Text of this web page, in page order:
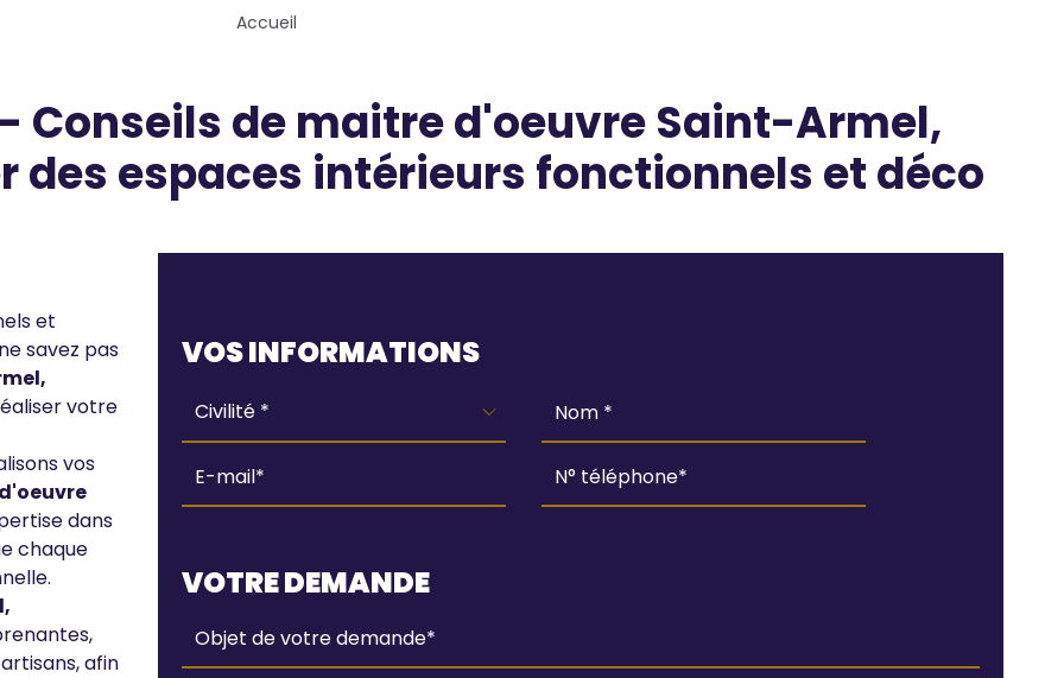
Accueil
- Conseils de maitre d'oeuvre Saint-Armel,
des espaces intérieurs fonctionnels et déco
et
savez pas
votre
vos
dans
chaque
afin
VOS INFORMATIONS
VOTRE DEMANDE